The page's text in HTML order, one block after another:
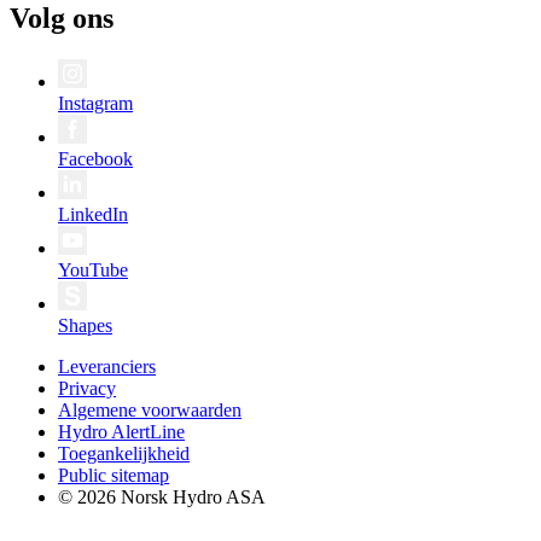
Volg ons
Instagram
Facebook
LinkedIn
YouTube
Shapes
Leveranciers
Privacy
Algemene voorwaarden
Hydro AlertLine
Toegankelijkheid
Public sitemap
© 2026 Norsk Hydro ASA